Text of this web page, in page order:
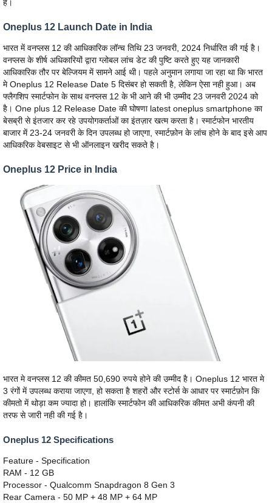
है।
Oneplus 12 Launch Date in India
भारत में वनप्लस 12 की आधिकारिक लॉन्च तिथि 23 जनवरी, 2024 निर्धारित की गई है।
वनप्लस के शीर्ष अधिकारियों द्वारा ग्लोबल लांच डेट की पुष्टि करते हुए यह जानकारी
आधिकारिक तौर पर बेल्जियम में सामने आई थी। पहले अनुमान लगाया जा रहा था कि भारत
मे Oneplus 12 Release Date 5 दिसंबर हो सकती है, लेकिन ऐसा नही हुआ। अब
फ्लैगशिप स्मार्टफोन के साथ वनप्लस 12 के भी आने की भी उम्मीद 23 जनवरी 2024 को
है। One plus 12 Release Date की घोषणा latest oneplus smartphone का
बेसब्री से इंतजार कर रहे उपयोगकर्ताओं का इंतज़ार खत्म करता है। स्मार्टफोन भारतीय
बाजार में 23-24 जनवरी के दिन उपलब्ध हो जाएगा, स्मार्टफ़ोन के लांच होने के बाद इसे आप
आधिकरिक वेबसाइट से भी ऑनलाइन खरीद सकते है।
Oneplus 12 Price in India
भारत मे वनप्लस 12 की कीमत 50,690 रुपये होने की उम्मीद है। Oneplus 12 भारत मे
3 रंगों में उपलब्ध कराया जाएगा, हो सकता है शहरों और स्टोर्स के आधार पर स्मार्टफ़ोन कि
कीमतो में थोड़ा कम ज्यादा हो। हालांकि स्मार्टफोन की आधिकरिक कीमत अभी कंपनी की
तरफ से जारी नही की गई है।
Oneplus 12 Specifications
Feature - Specification
RAM - 12 GB
Processor - Qualcomm Snapdragon 8 Gen 3
Rear Camera - 50 MP + 48 MP + 64 MP